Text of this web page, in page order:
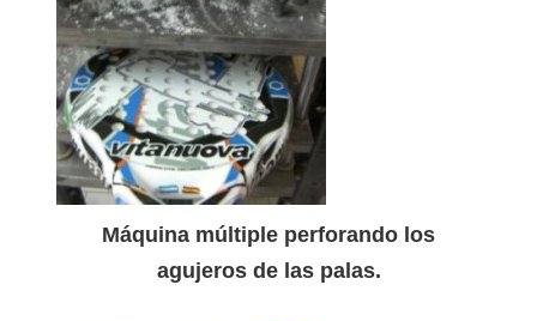
Máquina múltiple perforando los
agujeros de las palas.